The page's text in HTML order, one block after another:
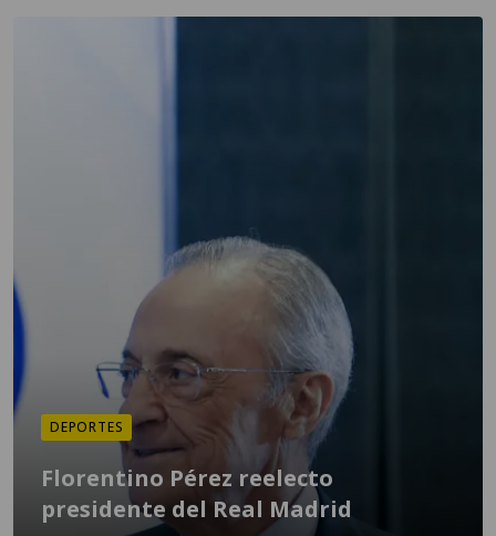
DEPORTES
Florentino Pérez reelecto
presidente del Real Madrid